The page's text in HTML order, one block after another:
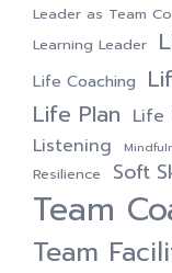
Leader as Team
Learning Leader
Life Coaching
Life Plan Life
Listening
Resilience Soft
Team
Team